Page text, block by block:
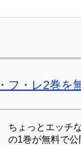
フ・レ2巻を
ちょっとエッチ
の1巻が無料で